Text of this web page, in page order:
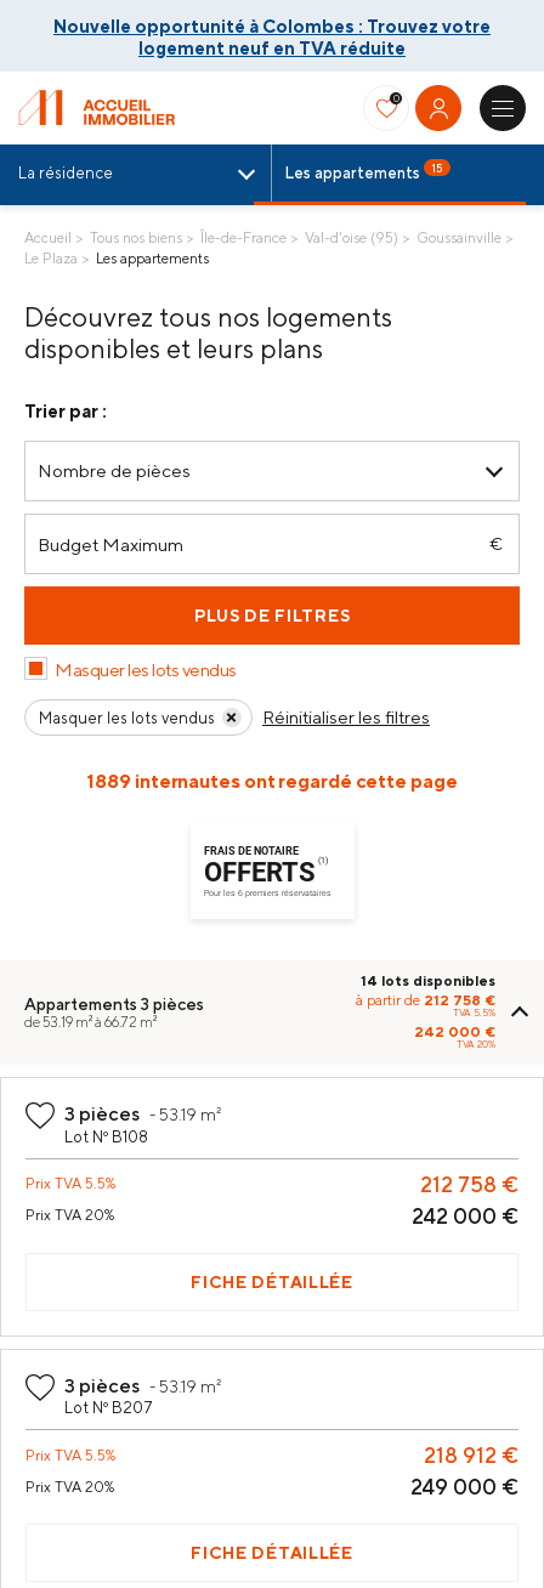
Nouvelle opportunité à Colombes : Trouvez votre
logement neuf en TVA réduite
Nouvelle opportunité à Colombes : Trouvez votre
logement neuf en TVA réduite
0
La résidence Les appartements 15
Accueil Tous nos biens Île-de-France Val-d'oise (95)
Goussainville
Le Plaza
Les appartements
Découvrez tous nos logements
disponibles et leurs plans
Trier par :
Nombre de pièces
PLUS DE FILTRES
Masquer les lots vendus
Masquer les lots vendus Réinitialiser les filtres
1889 internautes ont regardé cette page
FRAIS DE NOTAIRE
OFFERTS (1)
Pour les 6 premiers réservataires
Appartements 3 pièces
de 53.19 m² à 66.72 m²
14 lots disponibles
à partir de 212 758 €
TVA 5.5%
242 000 €
TVA 20%
3 pièces -53.19 m²
Lot Nº B108
Prix TVA 5.5% 212 758 €
Prix TVA 20% 242 000 €
FICHE DÉTAILLÉE
3 pièces -53.19 m²
Lot Nº B207
Prix TVA 5.5% 218 912 €
Prix TVA 20% 249 000 €
FICHE DÉTAILLÉE